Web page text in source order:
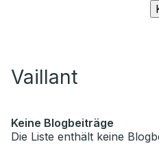
Vaillant
Keine Blogbeiträge
Die Liste enthält keine